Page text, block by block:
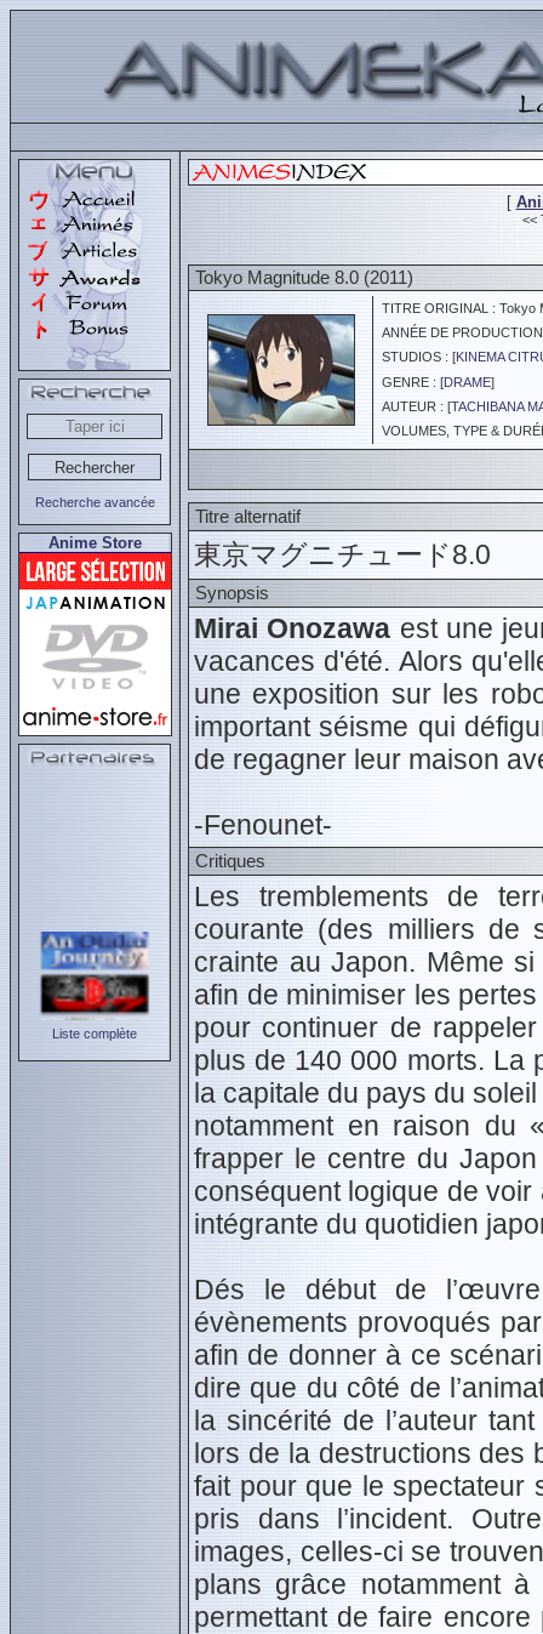
Recherche avancée
Anime Store
Liste complète
[
<<
Tokyo Magnitude 8.0 (2011)
TITRE ORIGINAL : Tokyo
ANNÉE DE
STUDIOS : [KINEMA
GENRE : [DRAME]
AUTEUR : [TACHIBANA
VOLUMES, TYPE &
Titre alternatif
東京マグニチュード8.0
Synopsis
Mirai Onozawa est une
vacances d'été. Alors
une exposition sur les
important séisme qui
de regagner leur maison
-Fenounet-
Critiques
Les tremblements de
courante (des milliers de
crainte au Japon. Même
afin de minimiser les
pour continuer de
plus de 140 000 morts. La
la capitale du pays du
notamment en raison du
frapper le centre du
conséquent logique de
intégrante du quotidien
Dés le début de
évènements provoqués
afin de donner à ce
dire que du côté de
la sincérité de l’auteur
lors de la destructions des
fait pour que le spectateur
pris dans l’incident.
images, celles-ci se
plans grâce notamment
permettant de faire